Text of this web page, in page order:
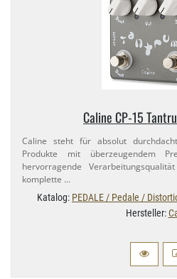
Caline CP-​15
Caline steht für absolut
Produkte mit überzeugendem
hervorragende
komplette …
Katalog: PEDALE / Pedale /
Hersteller: